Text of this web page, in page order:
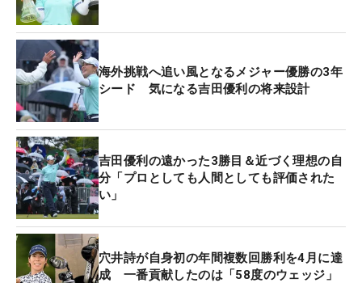
海外挑戦へ追い風となるメジャー優勝の3年
シード 気になる吉田優利の将来設計
吉田優利の遠かった3勝目＆近づく理想の自
分「プロとしても人間としても評価された
い」
穴井詩が自身初の年間複数回勝利を4月に達
成 一番貢献したのは「58度のウェッジ」